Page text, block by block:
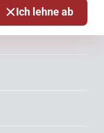
Ich lehne ab